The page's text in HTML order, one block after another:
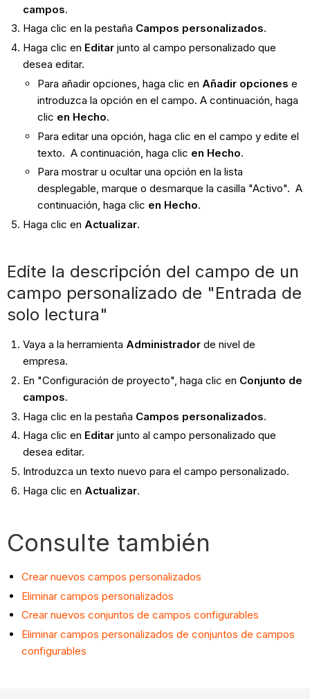
campos.
Haga clic en la pestaña Campos personalizados.
Haga clic en Editarjunto al campo personalizado que
desea editar.
Para añadir opciones, haga clic en Añadir opciones e
introduzca la opción en el campo. A continuación, haga
clic en Hecho.
Para editar una opción, haga clic en el campo y edite el
texto. A continuación, haga clic en Hecho.
Para mostrar u ocultar una opción en la lista
desplegable, marque o desmarque la casilla "Activo". A
continuación, haga clic en Hecho.
Haga clic en Actualizar.
Edite la descripción del campo de un
campo personalizado de "Entrada de
solo lectura"
Vaya a la herramienta Administradorde nivel de
empresa.
En "Configuración de proyecto", haga clic en Conjunto de
campos.
Haga clic en la pestaña Campos personalizados.
Haga clic en Editarjunto al campo personalizado que
desea editar.
Introduzca un texto nuevo para el campo personalizado.
Haga clic en Actualizar.
Consulte también
Crear nuevos campos personalizados
Eliminar campos personalizados
Crear nuevos conjuntos de campos configurables
Eliminar campos personalizados de conjuntos de campos
configurables